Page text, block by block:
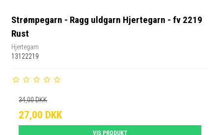
Strømpegarn - Ragg uldgarn Hjertegarn - fv 2219
Rust
Hjertegarn
13122219
34,00 DKK
27,00 DKK
VIS PRODUKT